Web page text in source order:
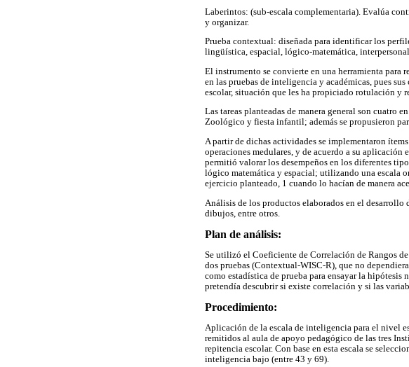
Laberintos: (sub-escala complementaria). Evalúa
y organizar.
Prueba contextual: diseñada para identificar los
lingüística, espacial, lógico-matemática,
El instrumento se convierte en una herramienta para
en las pruebas de inteligencia y académicas, pues
escolar, situación que les ha propiciado rotulación y
Las tareas planteadas de manera general son
Zoológico y fiesta infantil; además se propusieron
A partir de dichas actividades se implementaron
operaciones medulares, y de acuerdo a su aplicación
permitió valorar los desempeños en los diferentes
lógico matemática y espacial; utilizando una escala
ejercicio planteado, 1 cuando lo hacían de manera
Análisis de los productos elaborados en el desarrollo
dibujos, entre otros.
Plan de análisis:
Se utilizó el Coeficiente de Correlación de Rangos
dos pruebas (Contextual-WISC-R), que no
como estadística de prueba para ensayar la
pretendía descubrir si existe correlación y si las
Procedimiento:
Aplicación de la escala de inteligencia para el nivel
remitidos al aula de apoyo pedagógico de las tres
repitencia escolar. Con base en esta escala se
inteligencia bajo (entre 43 y 69).